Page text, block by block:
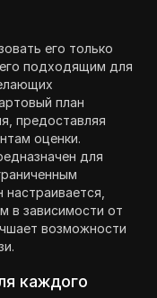
его только
подходящим для
план
предоставляя
оценки.
для
в зависимости от
возможности
каждого